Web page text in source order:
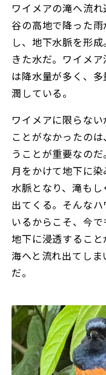
ワイメアの滝へ流
谷の高地で降った
し、地下水脈を形
きた水だ。ワイメア
は降水量が多く、
潤している。
ワイメアに限らな
ことがなかったの
うことが重要なの
月をかけて地下に
水脈となり、滝も
出てくる。そんな
いるからこそ、今
地下に浸透するこ
海へと流れ出てし
だ。